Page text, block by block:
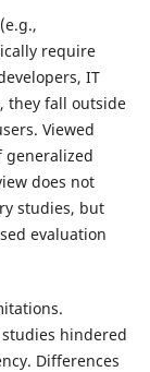
require
IT
they fall outside
Viewed
generalized
does not
studies, but
evaluation
hindered
Differences